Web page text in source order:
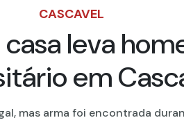
CASCAVEL
leva
em
mas arma foi encontrada